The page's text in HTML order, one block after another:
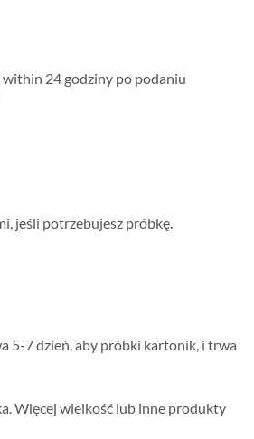
within 24 godziny po podaniu
jeśli potrzebujesz próbkę.
5-7 dzień, aby próbki kartonik, i trwa
Więcej wielkość lub inne produkty